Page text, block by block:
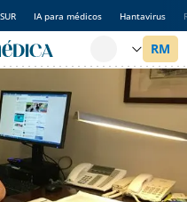
IA para médicos Hantavirus